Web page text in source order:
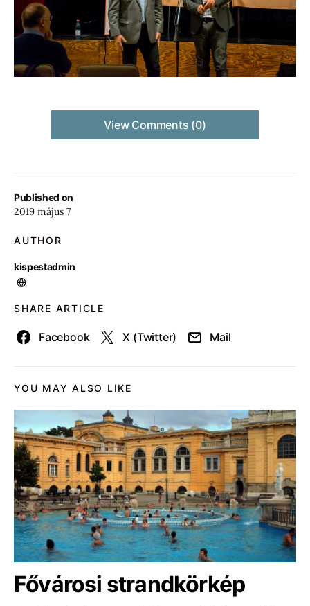
Published on
2019 május 7
AUTHOR
kispestadmin
SHARE ARTICLE
Facebook X (Twitter) Mail
View Comments (0)
YOU MAY ALSO LIKE
Fővárosi strandkörkép